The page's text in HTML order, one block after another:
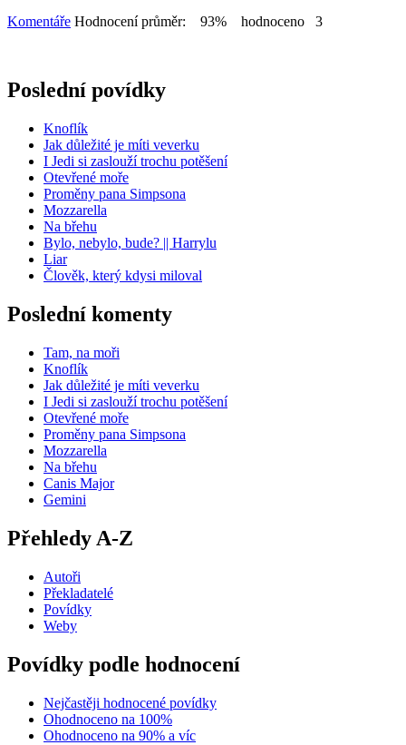
Komentáře Hodnocení průměr: 93% hodnoceno 3
Poslední povídky
Knoflík
Jak důležité je míti veverku
I Jedi si zaslouží trochu potěšení
Otevřené moře
Proměny pana Simpsona
Mozzarella
Na břehu
Bylo, nebylo, bude? || Harrylu
Liar
Člověk, který kdysi miloval
Poslední komenty
Tam, na moři
Knoflík
Jak důležité je míti veverku
I Jedi si zaslouží trochu potěšení
Otevřené moře
Proměny pana Simpsona
Mozzarella
Na břehu
Canis Major
Gemini
Přehledy A-Z
Autoři
Překladatelé
Povídky
Weby
Povídky podle hodnocení
Nejčastěji hodnocené povídky
Ohodnoceno na 100%
Ohodnoceno na 90% a víc